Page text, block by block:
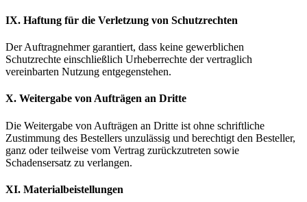
IX. Haftung für die Verletzung von Schutzrechten
Der Auftragnehmer garantiert, dass keine gewerblichen
Schutzrechte einschließlich Urheberrechte der vertraglich
vereinbarten Nutzung entgegenstehen.
X. Weitergabe von Aufträgen an Dritte
Die Weitergabe von Aufträgen an Dritte ist ohne schriftliche
Zustimmung des Bestellers unzulässig und berechtigt den Besteller,
ganz oder teilweise vom Vertrag zurückzutreten sowie
Schadensersatz zu verlangen.
XI. Materialbeistellungen